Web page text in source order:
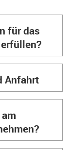
für das
Anfahrt